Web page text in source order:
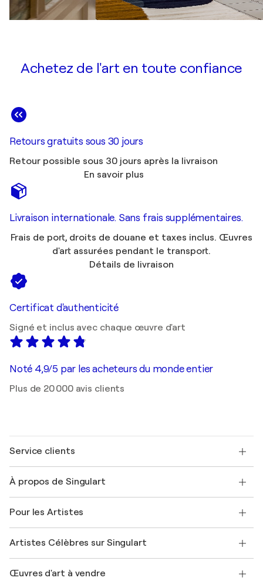
Achetez de l'art en toute confiance
Retours gratuits sous 30 jours
Retour possible sous 30 jours après la livraison
En savoir plus
Livraison internationale. Sans frais supplémentaires.
Frais de port, droits de douane et taxes inclus. Œuvres
d'art assurées pendant le transport.
Détails de livraison
Certificat d'authenticité
Signé et inclus avec chaque œuvre d'art
Noté 4,9/5 par les acheteurs du monde entier
Plus de 20 000 avis clients
Service clients
Expédition
Offrir une carte cadeau
Rejoignez notre programme commercial
Mon compte
+33 1 76 44 06 42
À propos de Singulart
FAQ
Magazine Singulart
Emplois
Découvrez une sélection d'art original
Pour les Artistes
Se connecter en tant qu'Artiste
Artistes Célèbres sur Singulart
Marc Chagall
Œuvres d'art à vendre